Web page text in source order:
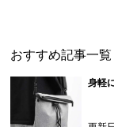
おすすめ記事一覧
身軽